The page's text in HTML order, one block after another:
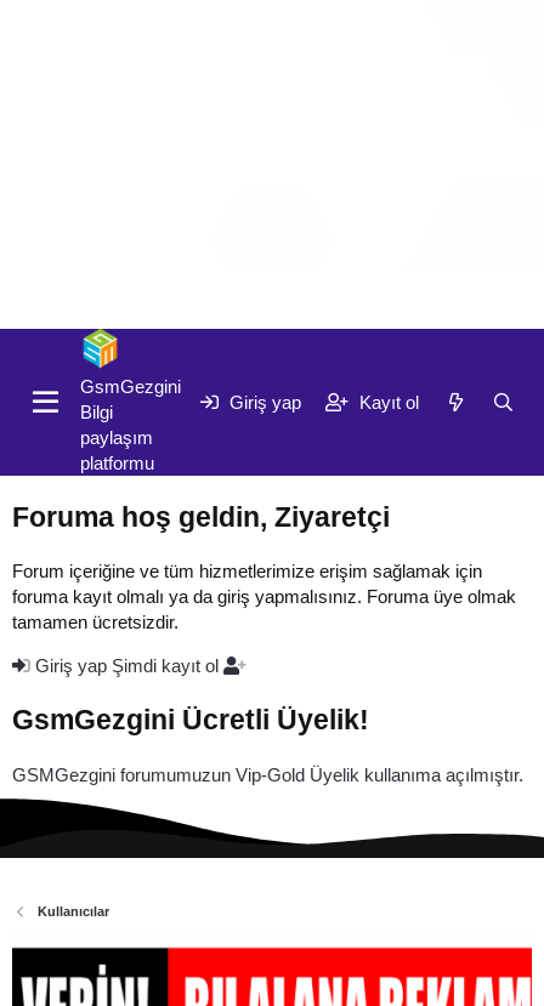
GsmGezgini
Bilgi
paylaşım
platformu
Giriş yap Kayıt ol
Foruma hoş geldin, Ziyaretçi
Forum içeriğine ve tüm hizmetlerimize erişim sağlamak için
foruma kayıt olmalı ya da giriş yapmalısınız. Foruma üye olmak
tamamen ücretsizdir.
Giriş yap Şimdi kayıt ol
GsmGezgini Ücretli Üyelik!
GSMGezgini forumumuzun Vip-Gold Üyelik kullanıma açılmıştır.
Kullanıcılar